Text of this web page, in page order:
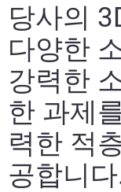
당사의
다양한
강력한
한 과제
력한 적
공합니